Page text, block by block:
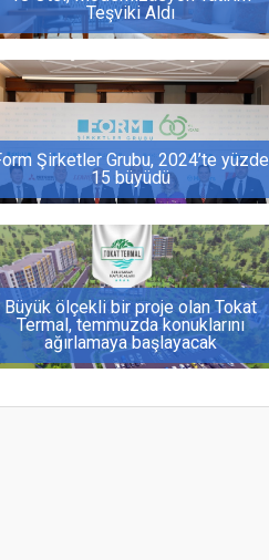
Teşviki Aldı
Şirketler Grubu, 2024’te yüzde
15 büyüdü
Büyük ölçekli bir proje olan Tokat
Termal, temmuzda konuklarını
ağırlamaya başlayacak